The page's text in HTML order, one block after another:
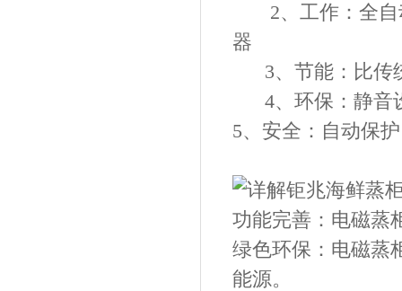
2、工作：全自
器
3、节能：比传
4、环保：静音
5、安全：自动保
功能完善：电磁蒸
绿色环保：电磁蒸
能源。